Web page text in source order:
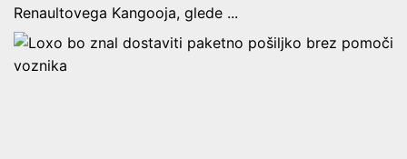
Renaultovega Kangooja, glede ...